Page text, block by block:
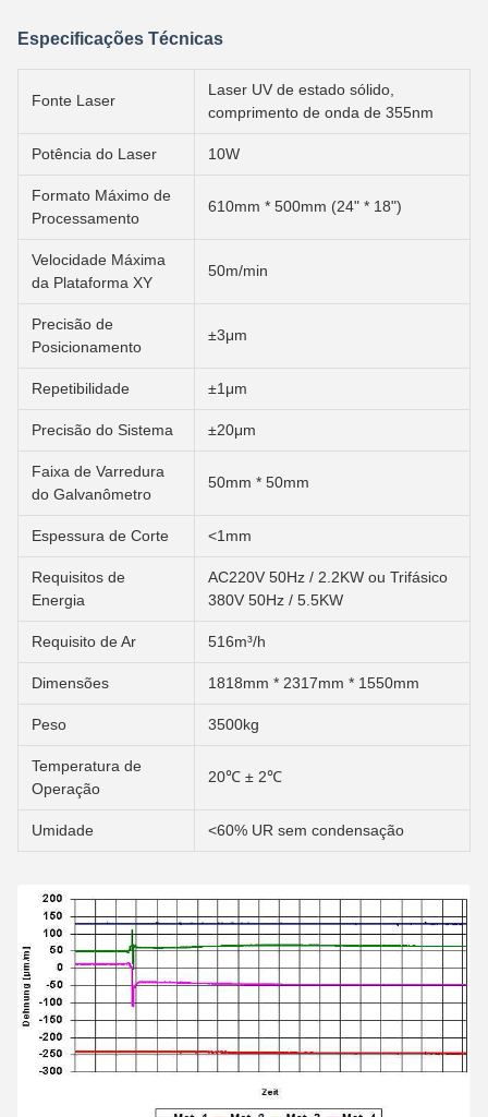
Especificações Técnicas
Fonte Laser
Laser UV de estado sólido,
comprimento de onda de 355nm
Potência do Laser 10W
Formato Máximo de
Processamento
610mm * 500mm (24" * 18")
Velocidade Máxima
da Plataforma XY
50m/min
Precisão de
Posicionamento
±3μm
Repetibilidade ±1μm
Precisão do Sistema ±20μm
Faixa de Varredura
do Galvanômetro
50mm * 50mm
Espessura de Corte <1mm
Requisitos de
Energia
AC220V 50Hz / 2.2KW ou Trifásico
380V 50Hz / 5.5KW
Requisito de Ar 516m³/h
Dimensões 1818mm * 2317mm * 1550mm
Peso 3500kg
Temperatura de
Operação
20℃ ± 2℃
Umidade <60% UR sem condensação